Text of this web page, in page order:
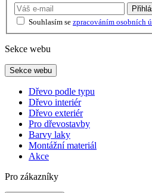
Souhlasím se zpracováním osobních
Sekce webu
Sekce webu
Dřevo podle typu
Dřevo interiér
Dřevo exteriér
Pro dřevostavby
Barvy laky
Montážní materiál
Akce
Pro zákazníky